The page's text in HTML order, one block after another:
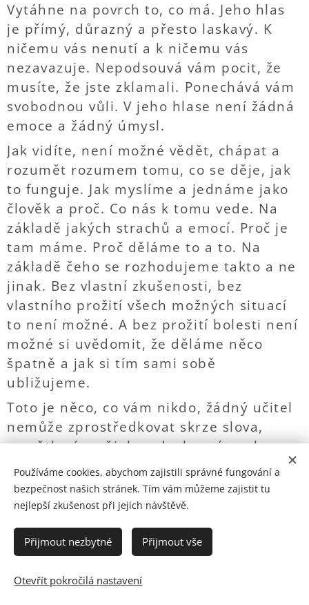
Vytáhne na povrch to, co má. Jeho hlas
je přímý, důrazný a přesto laskavý. K
ničemu vás nenutí a k ničemu vás
nezavazuje. Nepodsouvá vám pocit, že
musíte, že jste zklamali. Ponechává vám
svobodnou vůli. V jeho hlase není žádná
emoce a žádný úmysl.
Jak vidíte, není možné vědět, chápat a
rozumět rozumem tomu, co se děje, jak
to funguje. Jak myslíme a jednáme jako
člověk a proč. Co nás k tomu vede. Na
základě jakých strachů a emocí. Proč je
tam máme. Proč děláme to a to. Na
základě čeho se rozhodujeme takto a ne
jinak. Bez vlastní zkušenosti, bez
vlastního prožití všech možných situací
to není možné. A bez prožití bolesti není
možné si uvědomit, že děláme něco
špatně a jak si tím sami sobě
ubližujeme.
Toto je něco, co vám nikdo, žádný učitel
nemůže zprostředkovat skrze slova,
vysvětlení a nějakou duchovní nauku o
tom, jak to je. A víte proč? Protože on
není vy. Nemá stejné zážitky a
zkušenosti jako vy, tak jako nemá stejné
prožitky a pocity skrze emoce s nimi
spojené. Může se pouze domnívat, jak
vám asi bylo a proč vám tak bylo.
Skutečnou pravdu znáte pouze vy sami,
Používáme cookies, abychom zajistili správné fungování a
bezpečnost našich stránek. Tím vám můžeme zajistit tu
nejlepší zkušenost při jejich návštěvě.
Přijmout nezbytné Přijmout vše
Otevřít pokročilá nastavení